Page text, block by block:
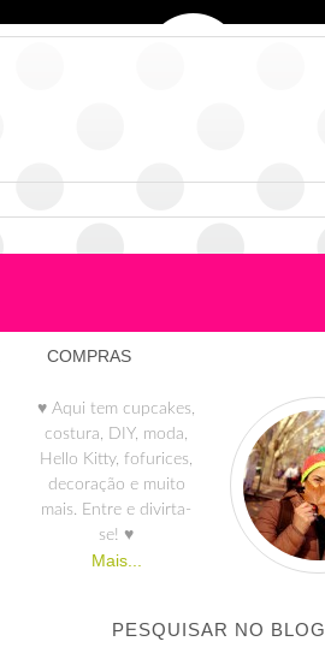
COMPRAS
♥ Aqui tem cupcakes,
costura, DIY, moda,
Hello Kitty, fofurices,
decoração e muito
mais. Entre e divirta-
se! ♥
Mais...
PESQUISAR NO BLOG